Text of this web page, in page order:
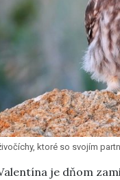
ktoré so svojím
je dňom